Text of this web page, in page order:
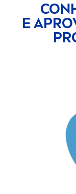
E